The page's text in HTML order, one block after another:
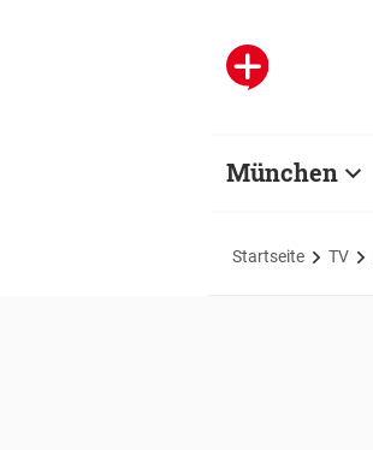
München
Startseite TV